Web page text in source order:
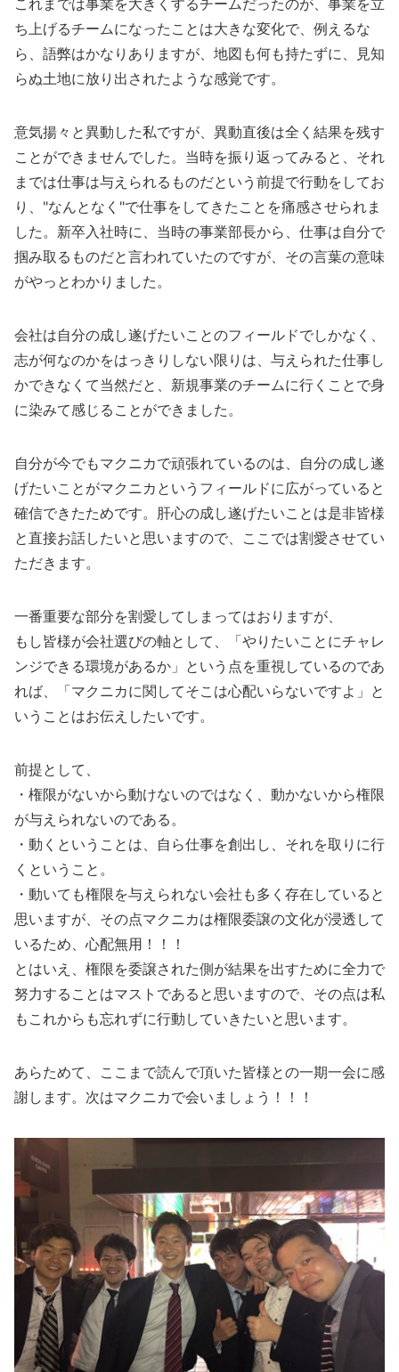
これまでは事業を大きくするチームだったのが、事業を立
ち上げるチームになったことは大きな変化で、例えるな
ら、語弊はかなりありますが、地図も何も持たずに、見知
らぬ土地に放り出されたような感覚です。
意気揚々と異動した私ですが、異動直後は全く結果を残す
ことができませんでした。当時を振り返ってみると、それ
までは仕事は与えられるものだという前提で行動をしてお
り、"なんとなく"で仕事をしてきたことを痛感させられま
した。新卒入社時に、当時の事業部長から、仕事は自分で
掴み取るものだと言われていたのですが、その言葉の意味
がやっとわかりました。
会社は自分の成し遂げたいことのフィールドでしかなく、
志が何なのかをはっきりしない限りは、与えられた仕事し
かできなくて当然だと、新規事業のチームに行くことで身
に染みて感じることができました。
自分が今でもマクニカで頑張れているのは、自分の成し遂
げたいことがマクニカというフィールドに広がっていると
確信できたためです。肝心の成し遂げたいことは是非皆様
と直接お話したいと思いますので、ここでは割愛させてい
ただきます。
一番重要な部分を割愛してしまってはおりますが、
もし皆様が会社選びの軸として、「やりたいことにチャレ
ンジできる環境があるか」という点を重視しているのであ
れば、「マクニカに関してそこは心配いらないですよ」と
いうことはお伝えしたいです。
前提として、
・権限がないから動けないのではなく、動かないから権限
が与えられないのである。
・動くということは、自ら仕事を創出し、それを取りに行
くということ。
・動いても権限を与えられない会社も多く存在していると
思いますが、その点マクニカは権限委譲の文化が浸透して
いるため、心配無用！！！
とはいえ、権限を委譲された側が結果を出すために全力で
努力することはマストであると思いますので、その点は私
もこれからも忘れずに行動していきたいと思います。
あらためて、ここまで読んで頂いた皆様との一期一会に感
謝します。次はマクニカで会いましょう！！！